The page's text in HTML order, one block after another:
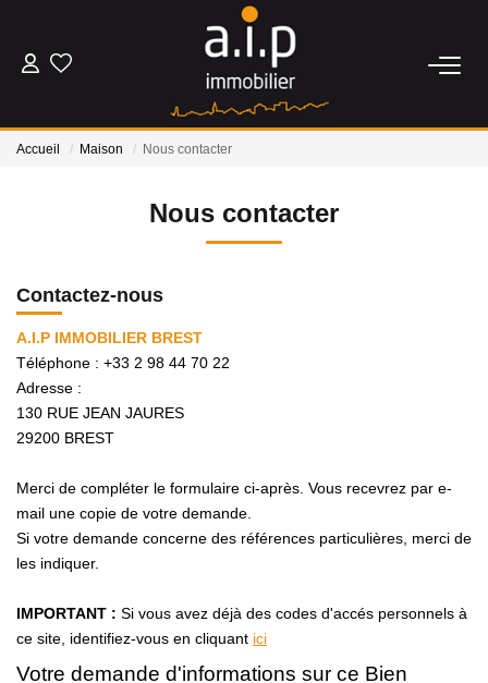
ACHETER
ESTIMER
NOS AGENCES
Qui Sommes Nous
Avis Clients
Accueil Maison Nous contacter
Nous contacter
Contactez-nous
A.I.P IMMOBILIER BREST
Téléphone : +33 2 98 44 70 22
Adresse :
130 RUE JEAN JAURES
29200 BREST
Merci de compléter le formulaire ci-après. Vous recevrez par e-
mail une copie de votre demande.
Si votre demande concerne des références particulières, merci de
les indiquer.
IMPORTANT : Si vous avez déjà des codes d'accés personnels à
ce site, identifiez-vous en cliquant ici
Votre demande d'informations sur ce Bien